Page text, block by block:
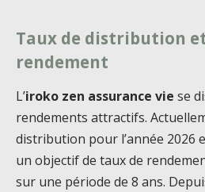
Taux de distribution
rendement
L’iroko zen assurance vie se
rendements attractifs.
distribution pour l’année 2026
un objectif de taux de
sur une période de 8 ans.